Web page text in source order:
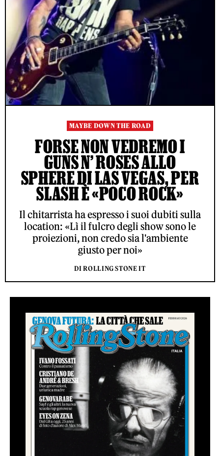
MAYBE DOWN THE ROAD
FORSE NON VEDREMO I
GUNS N’ ROSES ALLO
SPHERE DI LAS VEGAS, PER
SLASH È «POCO ROCK»
Il chitarrista ha espresso i suoi dubiti sulla
location: «Lì il fulcro degli show sono le
proiezioni, non credo sia l'ambiente
giusto per noi»
DI ROLLING STONE IT